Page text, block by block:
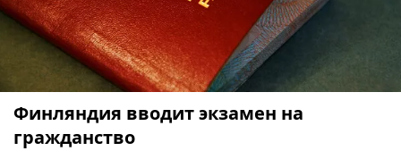
Финляндия вводит экзамен на
гражданство